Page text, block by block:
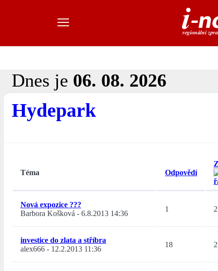
Dnes je 06. 08. 2026
Hydepark
Téma Odpovědí
Nová expozice ???
Barbora Košková - 6.8.2013 14:36
1
investice do zlata a stříbra
alex666 - 12.2.2013 11:36
18